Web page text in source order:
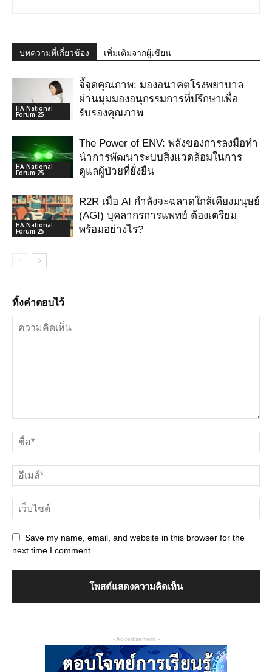
บทความที่เกี่ยวข้อง เพิ่มเติมจากผู้เขียน
HA National
Forum 25
จี้จุดคุณภาพ: มองอนาคตโรงพยาบาล
ผ่านมุมมองอนุกรรมการที่ปรึกษาเพื่อ
รับรองคุณภาพ
HA National
Forum 25
The Power of ENV: พลังของการลงมือทำ
นำการพัฒนาระบบสิ่งแวดล้อมในการ
ดูแลผู้ป่วยที่ยั่งยืน
HA National
Forum 25
R2R เมื่อ AI กําลังจะฉลาดใกล้เคียงมนุษย์
(AGI) บุคลากรการแพทย์ ต้องเตรียม
พร้อมอย่างไร?
ทิ้งคำตอบไว้
Save my name, email, and website in this browser for the
next time I comment.
- Advertisement -